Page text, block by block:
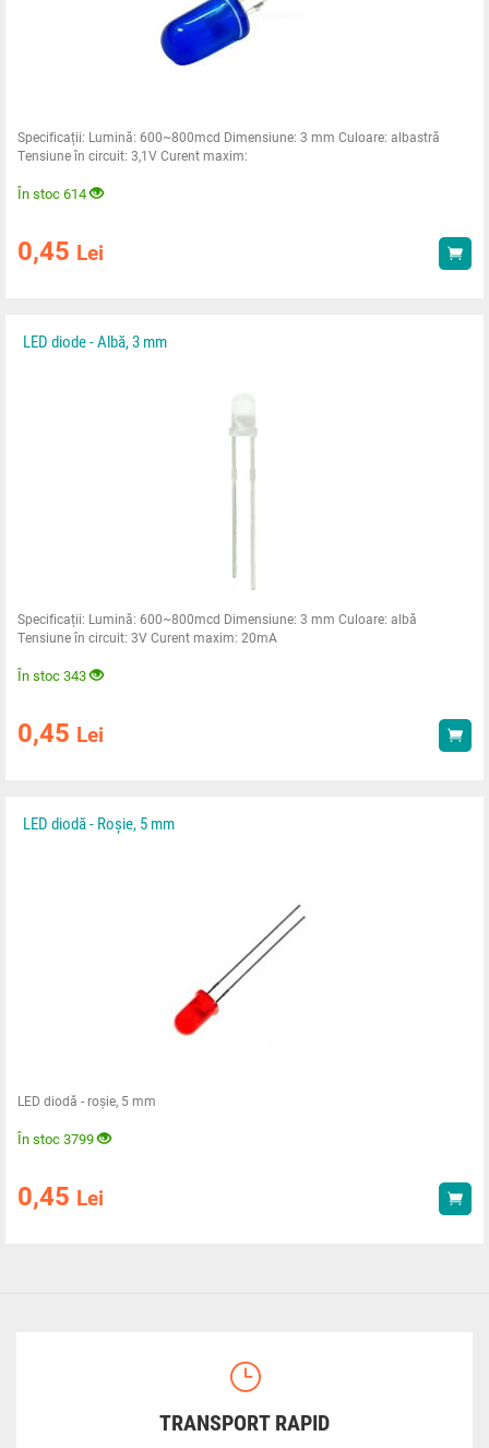
Specificații: Lumină: 600~800mcd Dimensiune: 3 mm Culoare: albastră
Tensiune în circuit: 3,1V Curent maxim:
În stoc 614
0,45 Lei
LED diode - Albă, 3 mm
Specificații: Lumină: 600~800mcd Dimensiune: 3 mm Culoare: albă
Tensiune în circuit: 3V Curent maxim: 20mA
În stoc 343
0,45 Lei
LED diodă - Roșie, 5 mm
LED diodă - roșie, 5 mm
În stoc 3799
0,45 Lei
TRANSPORT RAPID